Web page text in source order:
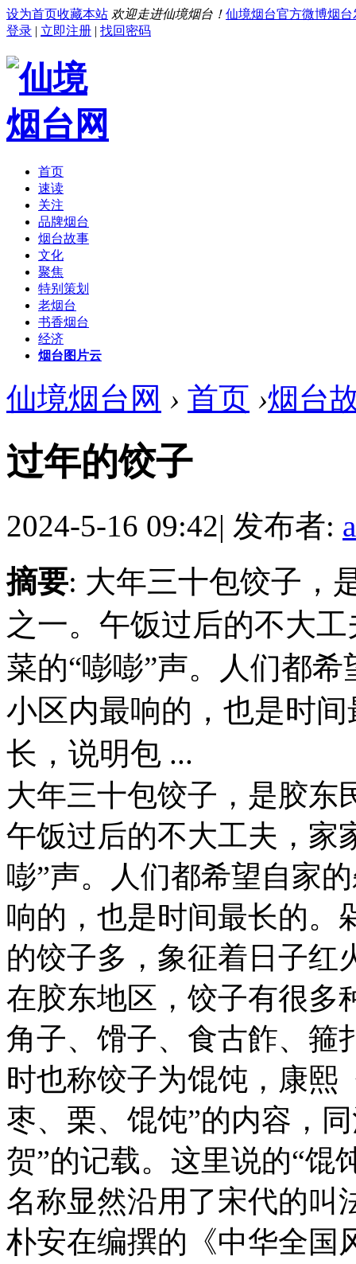
设为首页收藏本站 欢迎走进仙境烟台！ 仙境烟台官方微博烟台
登录 | 立即注册 | 找回密码
首页
速读
关注
品牌烟台
烟台故事
文化
聚焦
特别策划
老烟台
书香烟台
经济
烟台图片云
仙境烟台网 › 首页 ›烟台
过年的饺子
2024-5-16 09:42| 发布者:
摘要: 大年三十包饺子，
之一。午饭过后的不大
菜的“嘭嘭”声。人们都
小区内最响的，也是时
长，说明包 ...
大年三十包饺子，是胶东
午饭过后的不大工夫，家
嘭”声。人们都希望自家
响的，也是时间最长的。
的饺子多，象征着日子红
在胶东地区，饺子有很多
角子、馉子、食古飵、箍
时也称饺子为馄饨，康熙
枣、栗、馄饨”的内容，
贺”的记载。这里说的“馄
名称显然沿用了宋代的叫
朴安在编撰的《中华全国